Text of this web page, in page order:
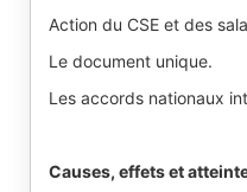
Action du CSE et des
Le document unique.
Les accords nationaux
Causes, effets et